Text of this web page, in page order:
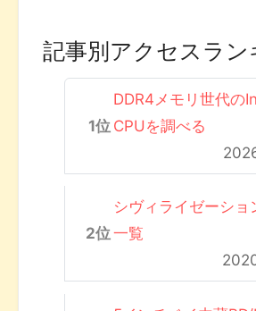
記事別アクセスラン
DDR4メモリ世代の
CPUを調べる
シヴィライゼーショ
一覧